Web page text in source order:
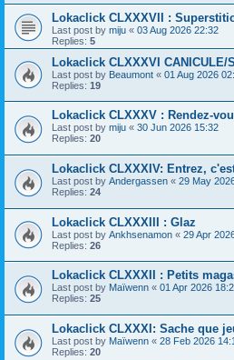
Lokaclick CLXXXVII :
Last post by miju « 03 Aug 2026 22:32
Replies: 5
Lokaclick CLXXXVI CANICULE/
Last post by Beaumont « 01 Aug 2026
Replies: 19
Lokaclick CLXXXV : Rendez-
Last post by miju « 30 Jun 2026 15:32
Replies: 20
Lokaclick CLXXXIV: Entrez,
Last post by Andergassen « 29 May
Replies: 24
Lokaclick CLXXXIII : Glaz
Last post by Ankhsenamon « 29 Apr
Replies: 26
Lokaclick CLXXXII : Petits
Last post by Maïwenn « 01 Apr 2026
Replies: 25
Lokaclick CLXXXI: Sache que
Last post by Maïwenn « 28 Feb 2026
Replies: 20